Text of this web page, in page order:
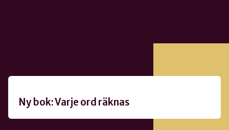
Ny bok: Varje ord räknas